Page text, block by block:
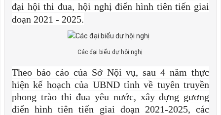
đại hội thi đua, hội nghị điển hình tiên tiến giai
đoạn 2021 - 2025.
Các đại biểu dự hội nghị
Theo báo cáo của Sở Nội vụ, sau 4 năm thực
hiện kế hoạch của UBND tỉnh về tuyên truyền
phong trào thi đua yêu nước, xây dựng gương
điển hình tiên tiến giai đoạn 2021-2025, các